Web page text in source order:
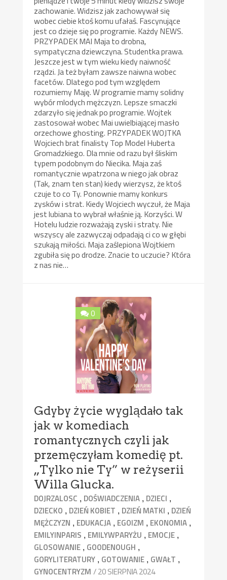
zachowanie. Widzisz jak zachowywał się
wobec ciebie ktoś komu ufałaś. Fascynujące
jest co dzieje się po programie. Każdy NEWS.
PRZYPADEK MAI Maja to drobna,
sympatyczna dziewczyna. Studentka prawa.
Jeszcze jest w tym wieku kiedy naiwność
rządzi. Ja też byłam zawsze naiwna wobec
facetów. Dlatego pod tym względem
rozumiemy Maję. W programie mamy solidny
wybór mlodych mężczyzn. Lepsze smaczki
zdarzyło się jednak po programie. Wojtek
zastosował wobec Mai uwielbiającej masło
orzechowe ghosting. PRZYPADEK WOJTKA
Wojciech brat finalisty Top Model Huberta
Gromadzkiego. Dla mnie od razu był śliskim
typem podobnym do Niecika. Maja zaś
romantycznie wpatrzona w niego jak obraz
(Tak, znam ten stan) kiedy wierzysz, że ktoś
czuje to co Ty. Ponownie mamy konkurs
zysków i strat. Kiedy Wojciech wyczuł, że Maja
jest lubiana to wybrał właśnie ją. Korzyści. W
Hotelu ludzie rozważają zyski i straty. Nie
wszyscy ale zazwyczaj odpadają ci co w głębi
szukają miłości. Maja zaślepiona Wojtkiem
zgubiła się po drodze. Znacie to uczucie? Która
z nas nie…
0
Gdyby życie wyglądało tak
jak w komediach
romantycznych czyli jak
przemęczyłam komedię pt.
„Tylko nie Ty” w reżyserii
Willa Glucka.
DOJRZALOSC , DOŚWIADCZENIA , DZIECI ,
DZIECKO , DZIEŃ KOBIET , DZIEŃ MATKI , DZIEŃ
MĘŻCZYZN , EDUKACJA , EGOIZM , EKONOMIA ,
EMILYINPARIS , EMILYWPARYŻU , EMOCJE ,
GLOSOWANIE , GOODENOUGH ,
GORYLITERATURY , GOTOWANIE , GWAŁT ,
GYNOCENTRYZM / 20 SIERPNIA 2024